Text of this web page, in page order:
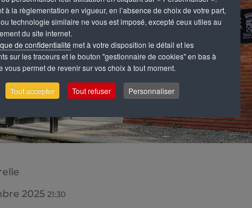
à la règlementation en vigueur, en l’absence de choix de votre part,
technologie similaire ne vous est imposé, excepté ceux utiles au
du site internet.
de confidentialité met à votre disposition le détail et les
sur les traceurs et le bouton "gestionnaire de cookies" en bas à
vous permet de revenir sur vos choix à tout moment.
Tout accepter Tout refuser Personnaliser
2025 21:30